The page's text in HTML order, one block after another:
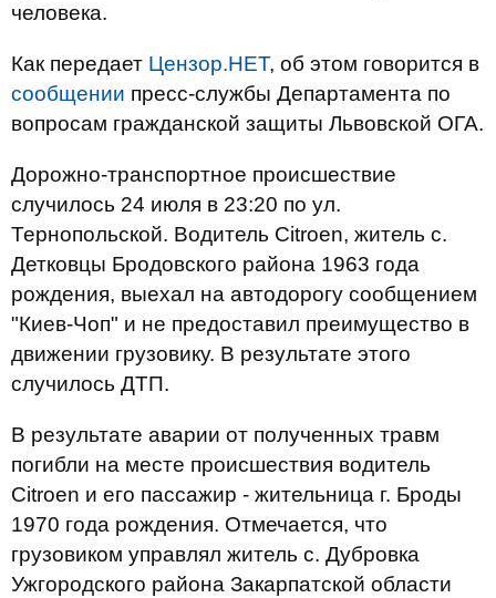
человека.
Как передает Цензор.НЕТ, об этом говорится в
сообщении пресс-службы Департамента по
вопросам гражданской защиты Львовской ОГА.
Дорожно-транспортное происшествие
случилось 24 июля в 23:20 по ул.
Тернопольской. Водитель Citroen, житель с.
Детковцы Бродовского района 1963 года
рождения, выехал на автодорогу сообщением
"Киев-Чоп" и не предоставил преимущество в
движении грузовику. В результате этого
случилось ДТП.
В результате аварии от полученных травм
погибли на месте происшествия водитель
Citroen и его пассажир - жительница г. Броды
1970 года рождения. Отмечается, что
грузовиком управлял житель с. Дубровка
Ужгородского района Закарпатской области